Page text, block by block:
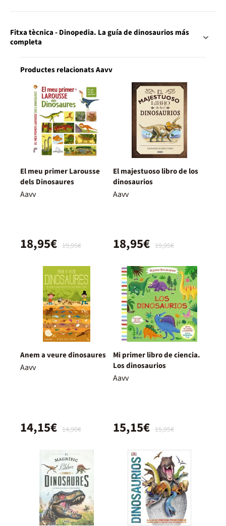
Fitxa tècnica - Dinopedia. La guía de dinosaurios más
completa
Productes relacionats Aavv
El meu primer Larousse
dels Dinosaures
Aavv
19,95€
18,95€
El majestuoso libro de los
dinosaurios
Aavv
19,95€
18,95€
Anem a veure dinosaures
Aavv
14,90€
14,15€
Mi primer libro de ciencia.
Los dinosaurios
Aavv
15,95€
15,15€